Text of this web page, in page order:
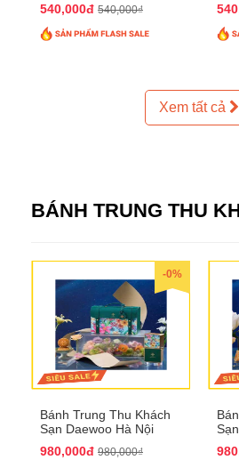
540,000đ 540,000₫
Xem tất cả
BÁNH TRUNG THU
-0%
Bánh Trung Thu Khách
Sạn Daewoo Hà Nội
QTTT30
980,000đ 980,000₫